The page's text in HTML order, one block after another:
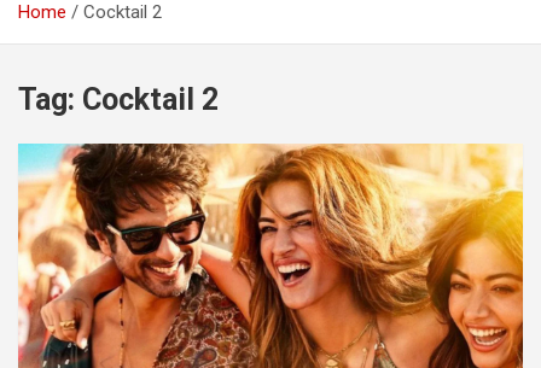
Home Cocktail 2
Tag: Cocktail 2